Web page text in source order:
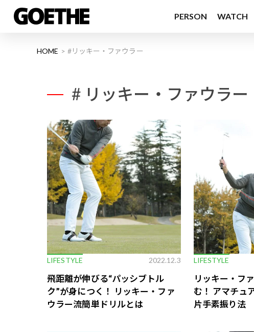
PERSON WATCH
HOME #リッキー・ファウラー
# リッキー・ファウラー
LIFESTYLE 2022.12.3
飛距離が伸びる“パッシブトル
ク”が身につく！ リッキー・ファ
ウラー流簡単ドリルとは
LIFESTYLE
リッキー・フ
む！ アマチュ
片手素振り法